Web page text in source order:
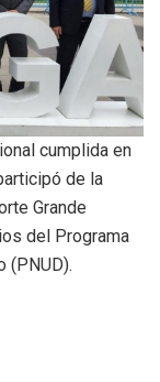
cumplida en
de la
Grande
del Programa
(PNUD).